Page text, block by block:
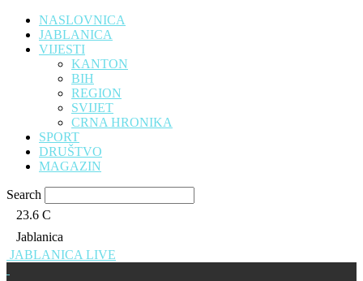
NASLOVNICA
JABLANICA
VIJESTI
KANTON
BIH
REGION
SVIJET
CRNA HRONIKA
SPORT
DRUŠTVO
MAGAZIN
Search
23.6 C
Jablanica
JABLANICA LIVE